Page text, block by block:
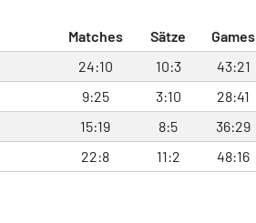
Matches Sätze Games
24:10 10:3 43:21
9:25 3:10 28:41
15:19 8:5 36:29
22:8 11:2 48:16